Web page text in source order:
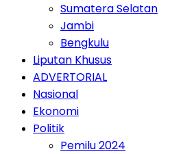
Sumatera Selatan
Jambi
Bengkulu
Liputan Khusus
ADVERTORIAL
Nasional
Ekonomi
Politik
Pemilu 2024